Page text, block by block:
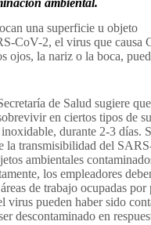
una superficie u objeto
CoV-2, el virus que causa
ojos, la nariz o la boca,
de Salud sugiere
en ciertos tipos de
durante 2-3 días.
la transmisibilidad del
ambientales
los empleadores
de trabajo ocupadas por
virus pueden haber sido
descontaminado en